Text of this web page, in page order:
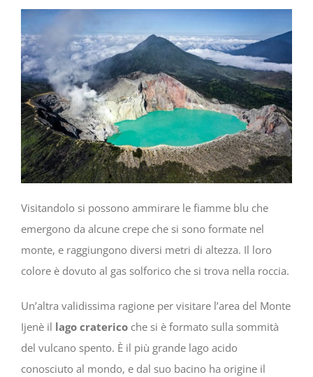
Visitandolo si possono ammirare le fiamme blu che
emergono da alcune crepe che si sono formate nel
monte, e raggiungono diversi metri di altezza. Il loro
colore è dovuto al gas solforico che si trova nella roccia.
Un’altra validissima ragione per visitare l’area del Monte
Ijenè il lago craterico che si è formato sulla sommità
del vulcano spento. È il più grande lago acido
conosciuto al mondo, e dal suo bacino ha origine il